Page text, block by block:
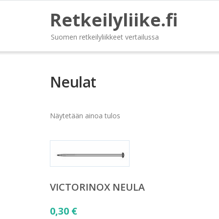
Retkeilyliike.fi
Suomen retkeilyliikkeet vertailussa
Neulat
Näytetään ainoa tulos
VICTORINOX NEULA
0,30 €